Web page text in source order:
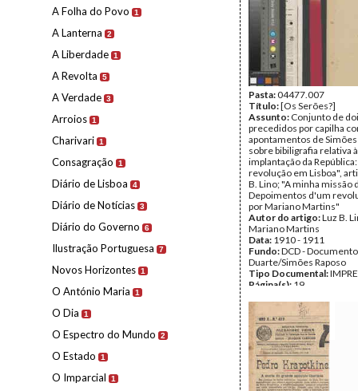
A Folha do Povo 1
A Lanterna 2
A Liberdade 1
A Revolta 5
A Verdade 3
Arroios 1
Charivari 1
Consagração 1
Diário de Lisboa 4
Diário de Notícias 3
Diário do Governo 6
Ilustração Portuguesa 7
Novos Horizontes 1
O António Maria 1
O Dia 1
O Espectro do Mundo 2
O Estado 1
O Imparcial 1
Pasta:04477.007
Título:[Os Serões?]
Assunto: Conjunto de
precedidos por capilha
apontamentos de Simões
sobre bibiligrafia relativa à
implantação da
revolução em Lisboa",
B. Lino; "A minha missão
Depoimentos d'um
por Mariano Martins"
Autor do artigo:Luz B.
Mariano Martins
Data: 1910 - 1911
Fundo:DCD -
Duarte/Simões Raposo
Tipo Documental:
Página(s): 19